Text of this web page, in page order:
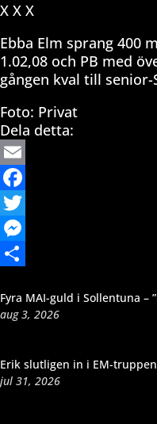
X X X
Ebba Elm sprang 400
1.02,08 och PB med
gången kval till senior-
Foto: Privat
Dela detta:
Email
Facebook
Twitter
Messenger
Fyra MAI-guld i Sollentuna –
aug 3, 2026
Erik slutligen in i EM-
jul 31, 2026